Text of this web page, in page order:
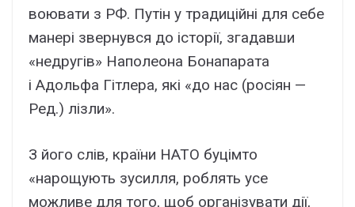
воювати з РФ. Путін у традиційні для себе
манері звернувся до історії, згадавши
«недругів» Наполеона Бонапарата
і Адольфа Гітлера, які «до нас (росіян —
Ред.) лізли».
З його слів, країни НАТО буцімто
«нарощують зусилля, роблять усе
можливе для того, щоб організувати дії,